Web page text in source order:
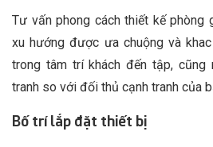
Tư vấn phong cách thiết kế phòng
xu hướng được ưa chuộng và
trong tâm trí khách đến tập, cũng
tranh so với đối thủ cạnh tranh của
Bố trí lắp đặt thiết bị